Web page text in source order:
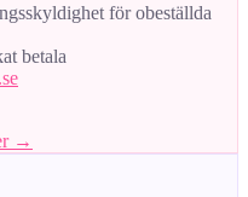
för obeställda
betala
→